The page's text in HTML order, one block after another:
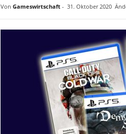
Von Gameswirtschaft- 31. Oktober 2020